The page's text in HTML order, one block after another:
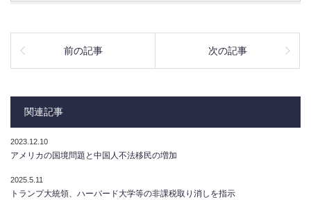
前の記事 次の記事
関連記事
2023.12.10
アメリカの国境問題と中国人不法移民の増加
2025.5.11
トランプ大統領、ハーバード大学等の非課税取り消しを指示